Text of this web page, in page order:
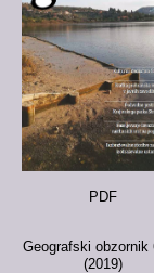
PDF
Geografski obzornik
(2019)